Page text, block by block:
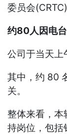
委员会(CRTC)
约80人因电
公司于当天上
其中，约 80
关。
整体来看，本
持岗位，包括